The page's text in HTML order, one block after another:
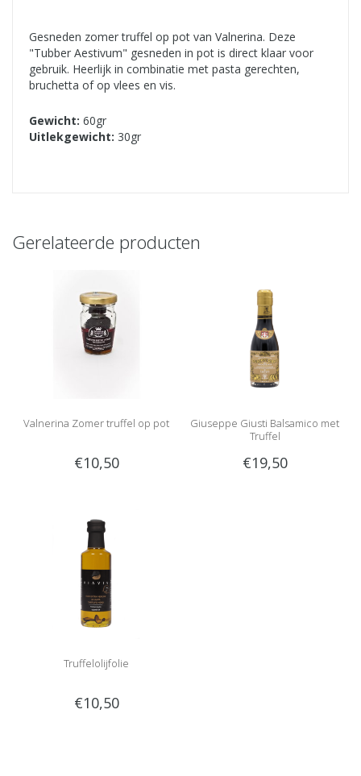
Gesneden zomer truffel op pot van Valnerina. Deze
"Tubber Aestivum" gesneden in pot is direct klaar voor
gebruik. Heerlijk in combinatie met pasta gerechten,
bruchetta of op vlees en vis.
Gewicht: 60gr
Uitlekgewicht: 30gr
Gerelateerde producten
Valnerina Zomer truffel op pot
€10,50
Giuseppe Giusti Balsamico met
Truffel
€19,50
Truffelolijfolie
€10,50